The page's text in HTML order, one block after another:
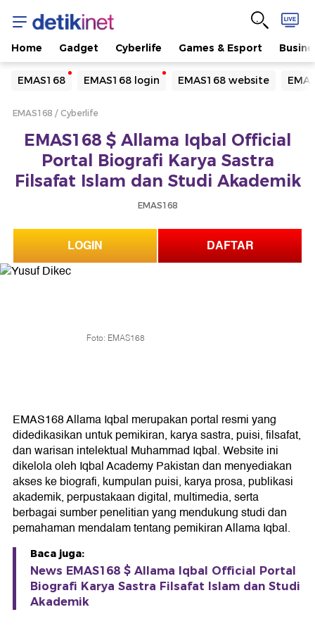
Home Gadget Cyberlife Games & Esport
EMAS168 EMAS168 login EMAS168 website
Yang sedang ramai dicari
Loading...
Loading...
EMAS168 Cyberlife
EMAS168 $ Allama Iqbal Official
Portal Biografi Karya Sastra
Filsafat Islam dan Studi Akademik
EMAS168
LOGIN DAFTAR
Foto: EMAS168
EMAS168 Allama Iqbal merupakan portal resmi yang
didedikasikan untuk pemikiran, karya sastra, puisi, filsafat,
dan warisan intelektual Muhammad Iqbal. Website ini
dikelola oleh Iqbal Academy Pakistan dan menyediakan
akses ke biografi, kumpulan puisi, karya prosa, publikasi
akademik, perpustakaan digital, multimedia, serta
berbagai sumber penelitian yang mendukung studi dan
pemahaman mendalam tentang pemikiran Allama Iqbal.
Baca juga:
News EMAS168 $ Allama Iqbal Official Portal
Biografi Karya Sastra Filsafat Islam dan Studi
Akademik